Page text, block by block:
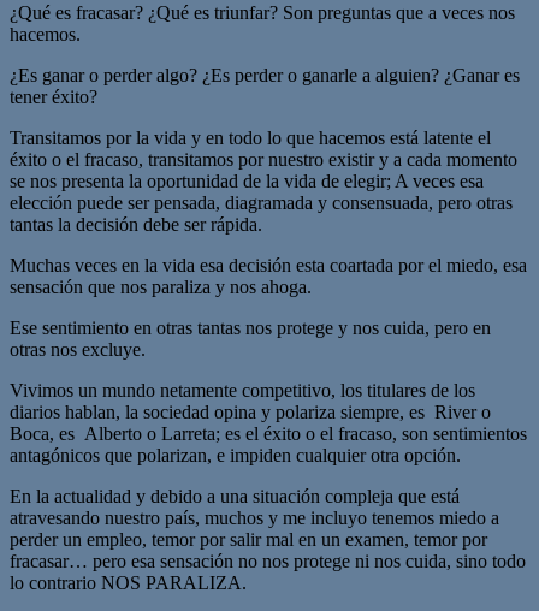
¿Qué es fracasar? ¿Qué es triunfar? Son preguntas que a veces nos
hacemos.
¿Es ganar o perder algo? ¿Es perder o ganarle a alguien? ¿Ganar es
tener éxito?
Transitamos por la vida y en todo lo que hacemos está latente el
éxito o el fracaso, transitamos por nuestro existir y a cada momento
se nos presenta la oportunidad de la vida de elegir; A veces esa
elección puede ser pensada, diagramada y consensuada, pero otras
tantas la decisión debe ser rápida.
Muchas veces en la vida esa decisión esta coartada por el miedo, esa
sensación que nos paraliza y nos ahoga.
Ese sentimiento en otras tantas nos protege y nos cuida, pero en
otras nos excluye.
Vivimos un mundo netamente competitivo, los titulares de los
diarios hablan, la sociedad opina y polariza siempre, es River o
Boca, es Alberto o Larreta; es el éxito o el fracaso, son sentimientos
antagónicos que polarizan, e impiden cualquier otra opción.
En la actualidad y debido a una situación compleja que está
atravesando nuestro país, muchos y me incluyo tenemos miedo a
perder un empleo, temor por salir mal en un examen, temor por
fracasar… pero esa sensación no nos protege ni nos cuida, sino todo
lo contrario NOS PARALIZA.